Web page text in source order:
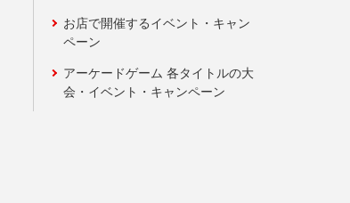
お店で開催するイベント・キャン
ペーン
アーケードゲーム 各タイトルの大
会・イベント・キャンペーン